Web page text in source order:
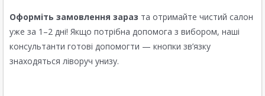
Оформіть замовлення зараз та отримайте чистий салон
уже за 1–2 дні! Якщо потрібна допомога з вибором, наші
консультанти готові допомогти — кнопки зв’язку
знаходяться ліворуч унизу.